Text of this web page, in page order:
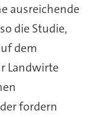
ausreichende
die Studie,
dem
Landwirte
fordern